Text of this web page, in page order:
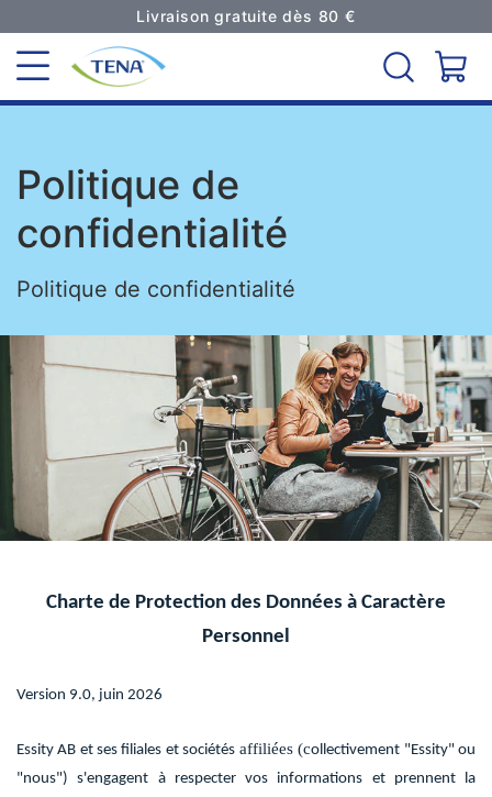
Livraison gratuite dès 80 €
Politique de
confidentialité
Politique de confidentialité
Charte de Protection des Données à Caractère
Personnel
Version 9.0, juin 2026
Essity AB et ses filiales et sociétésaffiliées (collectivement "Essity" ou
"nous") s'engagent à respecter vos informations et prennent la